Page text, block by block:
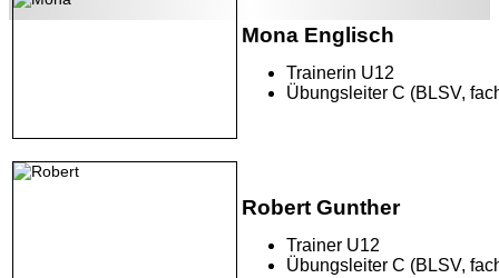
Mona Englisch
Trainerin U12
Übungsleiter C (BLSV,
Robert Gunther
Trainer U12
Übungsleiter C (BLSV,